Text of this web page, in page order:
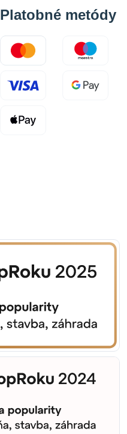
Platobné metódy